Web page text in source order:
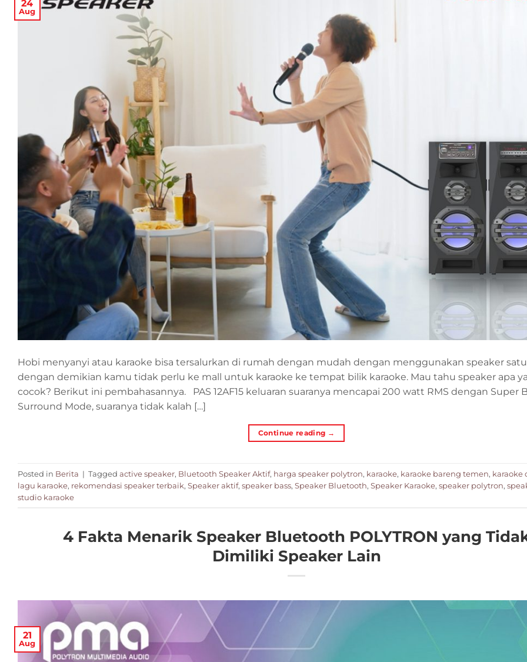
24
Aug
Hobi menyanyi atau karaoke bisa tersalurkan di rumah dengan mudah dengan menggunakan speaker
dengan demikian kamu tidak perlu ke mall untuk karaoke ke tempat bilik karaoke. Mau tahu speaker apa
cocok? Berikut ini pembahasannya. PAS 12AF15 keluaran suaranya mencapai 200 watt RMS dengan Super
Surround Mode, suaranya tidak kalah […]
Continue reading →
Posted in Berita | Tagged active speaker, Bluetooth Speaker Aktif, harga speaker polytron, karaoke, karaoke bareng temen, karaoke
lagu karaoke, rekomendasi speaker terbaik, Speaker aktif, speaker bass, Speaker Bluetooth, Speaker Karaoke, speaker polytron,
studio karaoke
4 Fakta Menarik Speaker Bluetooth POLYTRON yang
Dimiliki Speaker Lain
21
Aug